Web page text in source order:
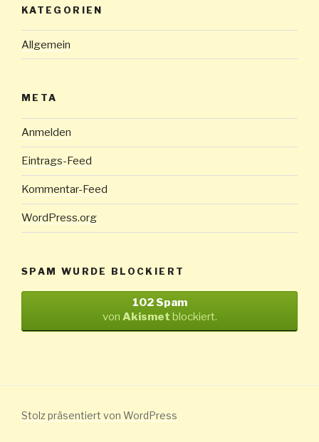
KATEGORIEN
Allgemein
META
Anmelden
Eintrags-Feed
Kommentar-Feed
WordPress.org
SPAM WURDE BLOCKIERT
102 Spam
von Akismet blockiert.
Stolz präsentiert von WordPress